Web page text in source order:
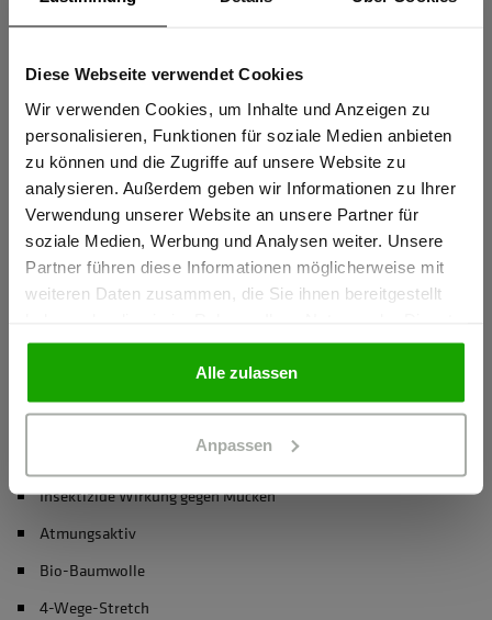
Diese Webseite verwendet Cookies
Wir verwenden Cookies, um Inhalte und Anzeigen zu
personalisieren, Funktionen für soziale Medien anbieten
zu können und die Zugriffe auf unsere Website zu
analysieren. Außerdem geben wir Informationen zu Ihrer
Verwendung unserer Website an unsere Partner für
soziale Medien, Werbung und Analysen weiter. Unsere
Partner führen diese Informationen möglicherweise mit
weiteren Daten zusammen, die Sie ihnen bereitgestellt
gesammelt haben.
Alle zulassen
Anpassen
Sportlicher Schnitt für perfekte Passform
Schulterreflexstreifen für erhöhte Sichtbarkeit
mehr anzeigen
Herstellerangaben
Schöffel PRO GmbH, Albert-Einstein-Strasse 1, 86830
Schwabmünchen, Deutschland
info@schoeffel-pro.com
Materialeigenschaften
Insektizide Wirkung gegen Mücken
Atmungsaktiv
Bio-Baumwolle
4-Wege-Stretch
Sind Sie
Gewerbetreibender?
Ich bestätige, dass ich Gewerbetreibender bin. Alle
Preise werden netto ausgewiesen.